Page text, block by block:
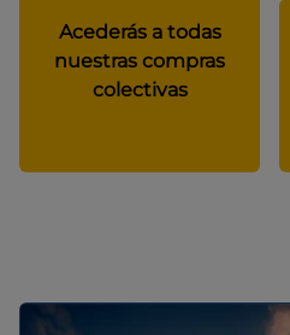
Acederás a todas
nuestras compras
colectivas